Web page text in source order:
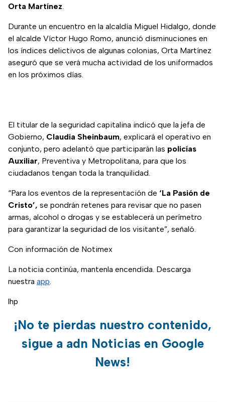
Orta Martínez.
Durante un encuentro en la alcaldía Miguel Hidalgo, donde
el alcalde Víctor Hugo Romo, anunció disminuciones en
los índices delictivos de algunas colonias, Orta Martínez
aseguró que se verá mucha actividad de los uniformados
en los próximos días.
El titular de la seguridad capitalina indicó que la jefa de
Gobierno, Claudia Sheinbaum, explicará el operativo en
conjunto, pero adelantó que participarán las policías
Auxiliar, Preventiva y Metropolitana, para que los
ciudadanos tengan toda la tranquilidad.
“Para los eventos de la representación de ‘La Pasión de
Cristo’, se pondrán retenes para revisar que no pasen
armas, alcohol o drogas y se establecerá un perímetro
para garantizar la seguridad de los visitante”, señaló.
Con información de Notimex
La noticia continúa, mantenla encendida. Descarga
nuestra app.
lhp
¡No te pierdas nuestro contenido,
sigue a adn Noticias en Google
News!